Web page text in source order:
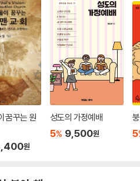
례를 통해 초판의 메시지를 강화시
대한 접근 방식을 재창조하려는 기
이 되리라고 생각한다.
공동창립자)
는 계속해서 사람들에게 『새로운 교
분명히 이 책의 개념을 중심으로 상황
과 실천을 위한 다림줄이 되고 있다.
꿈꾸는 원
원
성도의 가정예배
5% 9,500원 5